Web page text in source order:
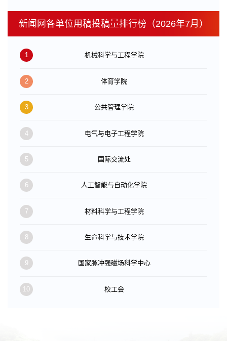
新闻网各单位用稿投稿量排行榜（2026年7月）
1 机械科学与工程学院
2 体育学院
3 公共管理学院
4 电气与电子工程学院
5 国际交流处
6 人工智能与自动化学院
7 材料科学与工程学院
8 生命科学与技术学院
9 国家脉冲强磁场科学中心
10 校工会